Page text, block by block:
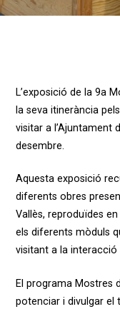
L’exposició de la 9a
la seva itinerància
visitar a l’Ajuntament
desembre.
Aquesta exposició
diferents obres
Vallès, reproduïdes
els diferents mòduls
visitant a la
El programa Mostres
potenciar i divulgar el